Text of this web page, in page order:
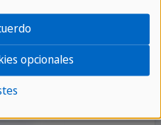
opcionales